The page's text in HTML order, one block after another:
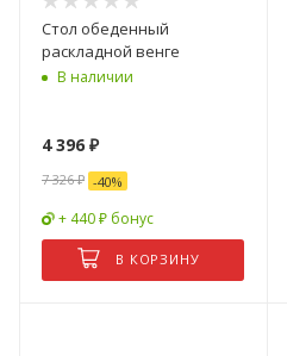
Стол обеденный
раскладной венге
В наличии
4 396 ₽
7 326₽ -40%
+ 440 ₽ бонус
В КОРЗИНУ